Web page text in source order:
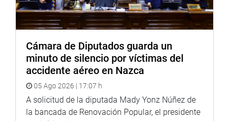
Cámara de Diputados guarda un
minuto de silencio por víctimas del
accidente aéreo en Nazca
05 Ago 2026 | 17:07 h
A solicitud de la diputada Mady Yonz Núñez de
la bancada de Renovación Popular, el presidente